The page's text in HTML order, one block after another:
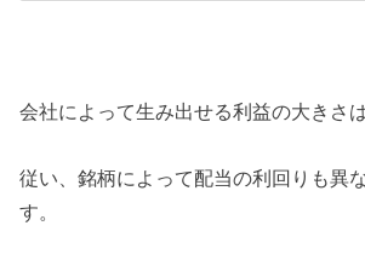
会社によって生み出せる利益の大きさ
従い、銘柄によって配当の利回りも異
す。